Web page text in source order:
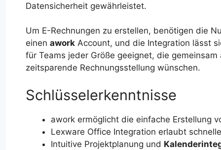
Datensicherheit gewährleistet.
Um E-Rechnungen zu erstellen, benötigen die
einen awork Account, und die Integration lässt
für Teams jeder Größe geeignet, die
zeitsparende Rechnungsstellung wünschen.
Schlüsselerkenntnisse
awork ermöglicht die einfache Erstellung
Lexware Office Integration erlaubt
Intuitive Projektplanung und